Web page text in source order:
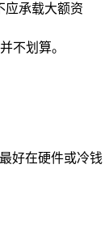
应承载大额资
不划算。
好在硬件或冷钱